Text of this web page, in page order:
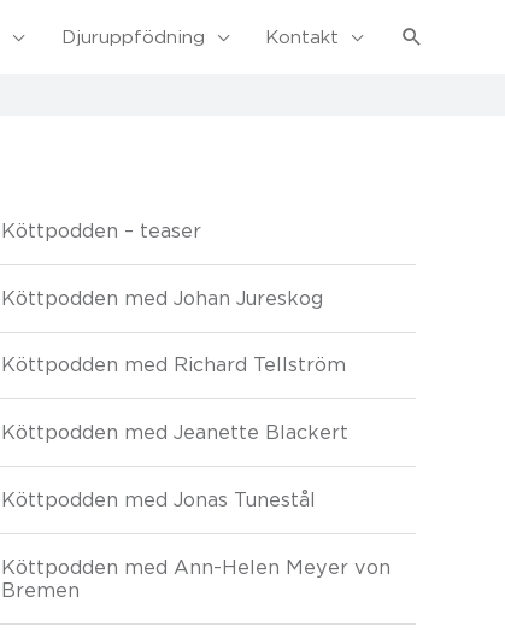
Djuruppfödning Kontakt Sök
Köttpodden – teaser
Köttpodden med Johan Jureskog
Köttpodden med Richard Tellström
Köttpodden med Jeanette Blackert
Köttpodden med Jonas Tunestål
Köttpodden med Ann-Helen Meyer von
Bremen